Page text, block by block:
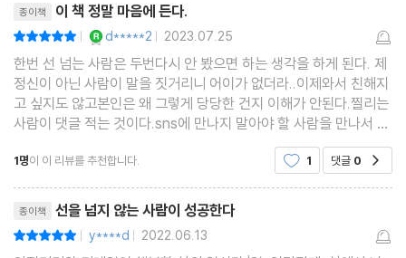
상사의 체면을 지키는 것
상사와의 관계에서 선을 넘지 않는 법
상사를 대하는 마음가짐
상사의 장점에 주목하고 이용하라
상사를 넘어서려 하지 마라
유리 멘탈을 위한 직장 생활 비법
직장 내 사회성을 테스트하는 지표, 휴가
종이책 이 책 정말 마음에 든다.
| d*****2 | 2023.07.25
한번 선 넘는 사람은 두번다시 안 봤으면 하는 생각을 하게 된다. 제
정신이 아닌 사람이 말을 짓거리니 어이가 없더라..이제와서 친해지
고 싶지도 않고본인은 왜 그렇게 당당한 건지 이해가 안된다.찔리는
사람이 댓글 적는 것이다.sns에 만나지 말아야 할 사람을 만나서 후
회된다. 오히려 난 사람을 끊으니까 훨씬 나아진다.이 책을 읽으니까
훨씬 위안이 된다.나한테만 오로지 잘못이
1명이 이 리뷰를 추천합니다. 1 댓글 0
종이책 선을 넘지 않는 사람이 성공한다
| y****d | 2022.06.13